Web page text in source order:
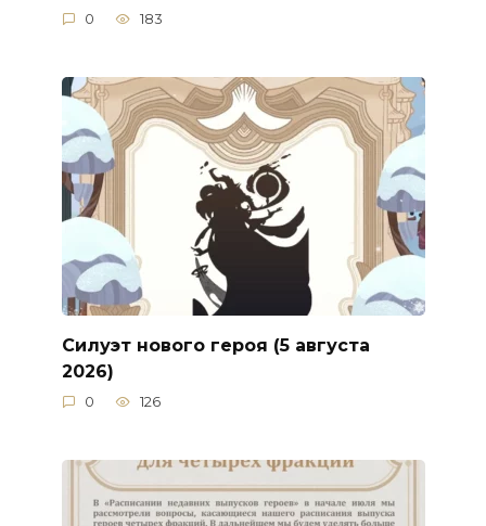
0 183
Силуэт нового героя (5 августа
2026)
0 126